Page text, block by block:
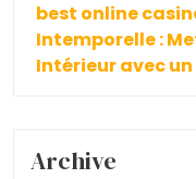
best online
Intemporelle :
Intérieur avec un
Archive